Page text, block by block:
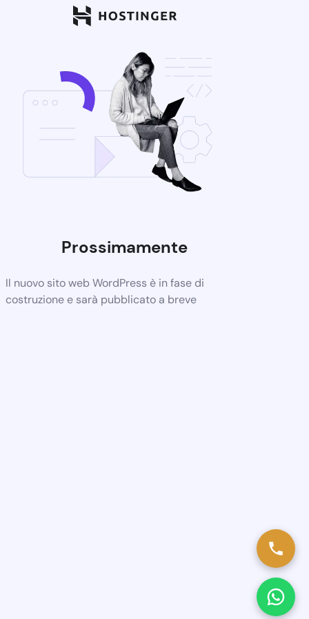
Prossimamente
Il nuovo sito web WordPress è in fase di
costruzione e sarà pubblicato a breve